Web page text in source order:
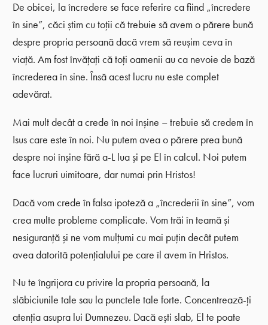
De obicei, la încredere se face referire ca fiind „încredere
în sine”, căci știm cu toții că trebuie să avem o părere bună
despre propria persoană dacă vrem să reușim ceva în
viață. Am fost învățați că toți oamenii au ca nevoie de bază
încrederea în sine. Însă acest lucru nu este complet
adevărat.
Mai mult decât a crede în noi înșine – trebuie să credem în
Isus care este în noi. Nu putem avea o părere prea bună
despre noi înșine fără a-L lua și pe El în calcul. Noi putem
face lucruri uimitoare, dar numai prin Hristos!
Dacă vom crede în falsa ipoteză a „încrederii în sine”, vom
crea multe probleme complicate. Vom trăi în teamă și
nesiguranță și ne vom mulțumi cu mai puțin decât putem
avea datorită potențialului pe care îl avem în Hristos.
Nu te îngrijora cu privire la propria persoană, la
slăbiciunile tale sau la punctele tale forte. Concentrează-ți
atenția asupra lui Dumnezeu. Dacă ești slab, El te poate